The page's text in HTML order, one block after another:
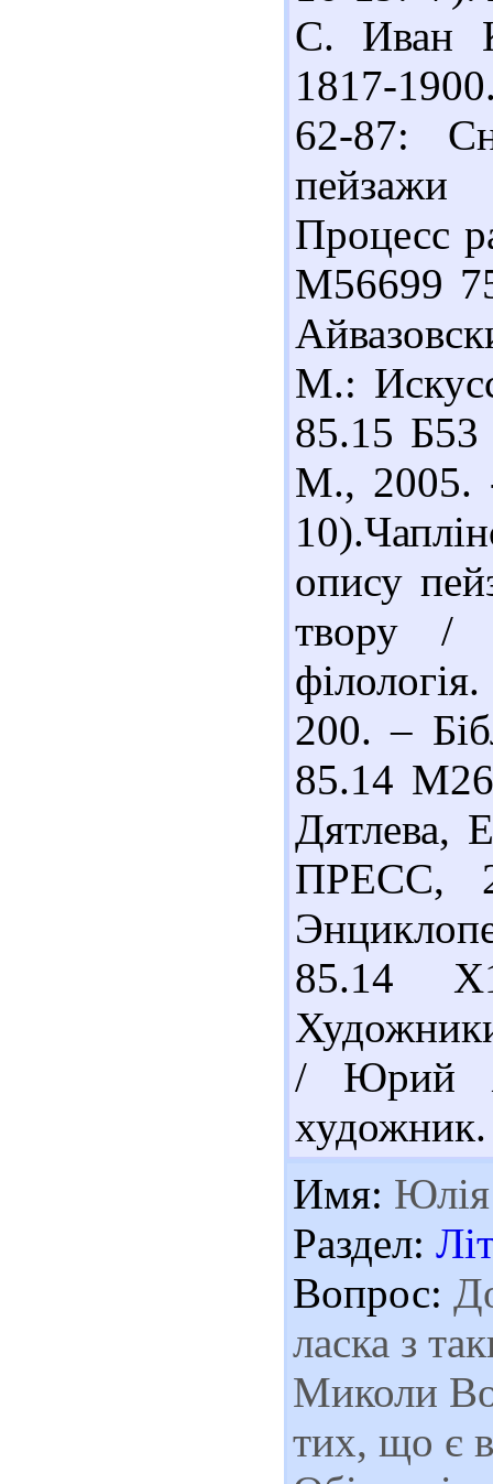
С. Иван
1817-
62-87:
Процесс
М56699
М.:
85.15 Б53
М., 2005.
опису
твору /
200. –
85.14
ПРЕСС,
85.14
/ Юрий
Имя: Юлія
Раздел:
Вопрос:
ласка з
Миколи
тих, що є